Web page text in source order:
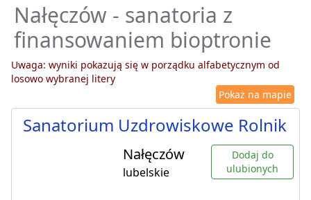
Nałęczów - sanatoria z
finansowaniem bioptronie
Uwaga: wyniki pokazują się w porządku alfabetycznym od
losowo wybranej litery
Pokaż na mapie
Sanatorium Uzdrowiskowe Rolnik
Nałęczów
lubelskie
Dodaj do
ulubionych